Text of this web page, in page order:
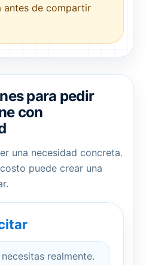
antes de compartir
para pedir
con
una necesidad concreta.
puede crear una
realmente.